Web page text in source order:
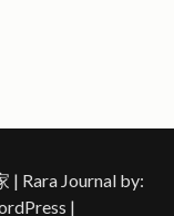
| Rara Journal by:
|